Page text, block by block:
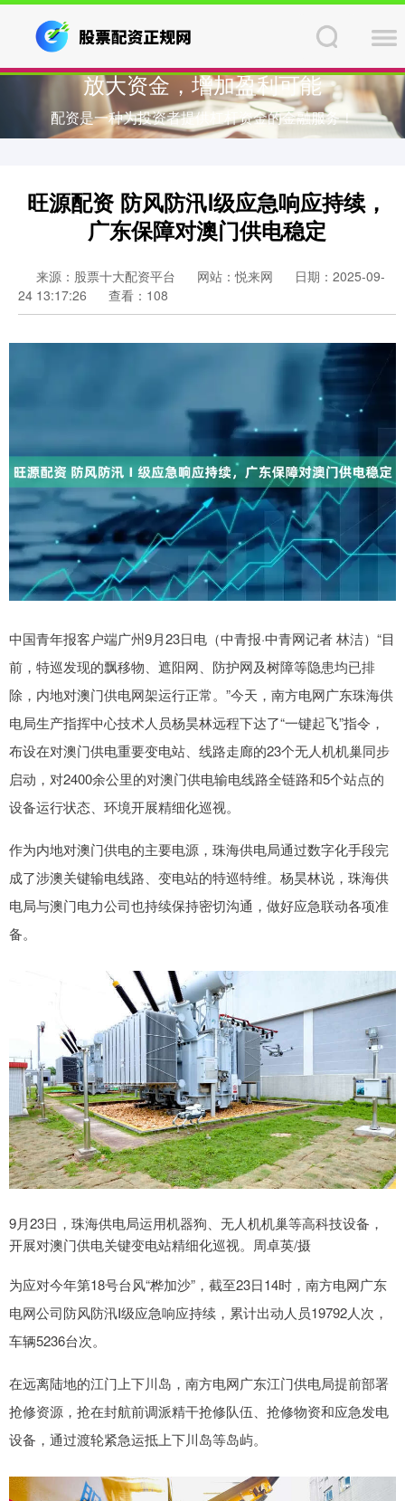
放大资金，增加盈利可能
配资是一种为投资者提供杠杆资金的金融服务！
旺源配资 防风防汛Ⅰ级应急响应持续，
广东保障对澳门供电稳定
来源：股票十大配资平台 网站：悦来网
日期：2025-09-
24 13:17:26
查看：108
中国青年报客户端广州9月23日电（中青报·中青网记者 林洁）“目
前，特巡发现的飘移物、遮阳网、防护网及树障等隐患均已排
除，内地对澳门供电网架运行正常。”今天，南方电网广东珠海供
电局生产指挥中心技术人员杨昊林远程下达了“一键起飞”指令，
布设在对澳门供电重要变电站、线路走廊的23个无人机机巢同步
启动，对2400余公里的对澳门供电输电线路全链路和5个站点的
设备运行状态、环境开展精细化巡视。
作为内地对澳门供电的主要电源，珠海供电局通过数字化手段完
成了涉澳关键输电线路、变电站的特巡特维。杨昊林说，珠海供
电局与澳门电力公司也持续保持密切沟通，做好应急联动各项准
备。
9月23日，珠海供电局运用机器狗、无人机机巢等高科技设备，
开展对澳门供电关键变电站精细化巡视。周卓英/摄
为应对今年第18号台风“桦加沙”，截至23日14时，南方电网广东
电网公司防风防汛Ⅰ级应急响应持续，累计出动人员19792人次，
车辆5236台次。
在远离陆地的江门上下川岛，南方电网广东江门供电局提前部署
抢修资源，抢在封航前调派精干抢修队伍、抢修物资和应急发电
设备，通过渡轮紧急运抵上下川岛等岛屿。